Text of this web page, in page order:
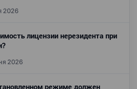
2026
лицензии нерезидента при
2026
режиме должен